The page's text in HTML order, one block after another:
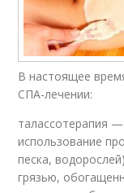
В настоящее
СПА-лечении:
талассотерапия
использование
песка,
грязью,